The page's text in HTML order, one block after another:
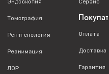
Эндоскопия
Томография
Рентгенология
Реанимация
ЛОР
Сервис
Оплата
Доставка
Гарантия